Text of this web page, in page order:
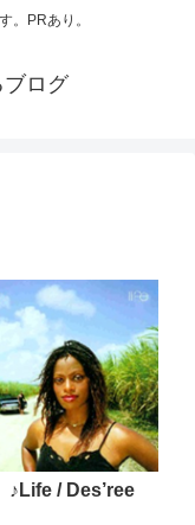
。PRあり。
ログ
♪Life / Des’ree